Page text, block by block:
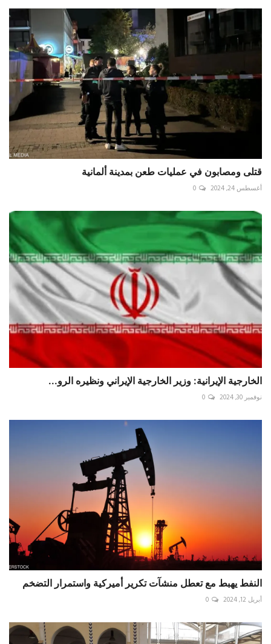
قتلى ومصابون في عمليات طعن بمدينة ألمانية
أغسطس 24, 2024 0
الخارجية الإيرانية: وزير الخارجية الإيراني ونظيره الرو...
نوفمبر 30, 2024 0
النفط يهبط مع تعطل منشآت تكرير أميركية واستمرار التضخم
أبريل 12, 2024 0